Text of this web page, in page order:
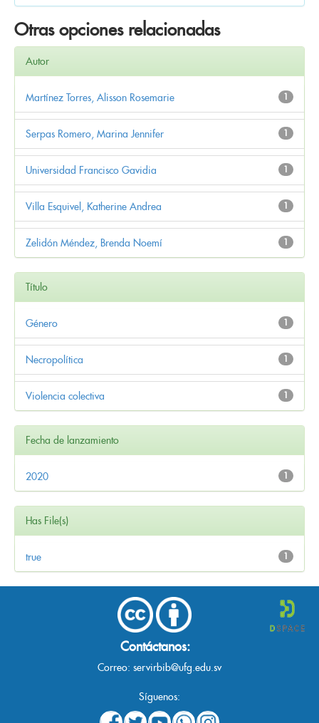
Otras opciones relacionadas
Autor
1
Martínez Torres, Alisson Rosemarie
1
Serpas Romero, Marina Jennifer
1
Universidad Francisco Gavidia
1
Villa Esquivel, Katherine Andrea
1
Zelidón Méndez, Brenda Noemí
Título
1
Género
1
Necropolítica
1
Violencia colectiva
Fecha de lanzamiento
1
2020
Has File(s)
1
true
Contáctanos:
Correo: servirbib@ufg.edu.sv
Síguenos: